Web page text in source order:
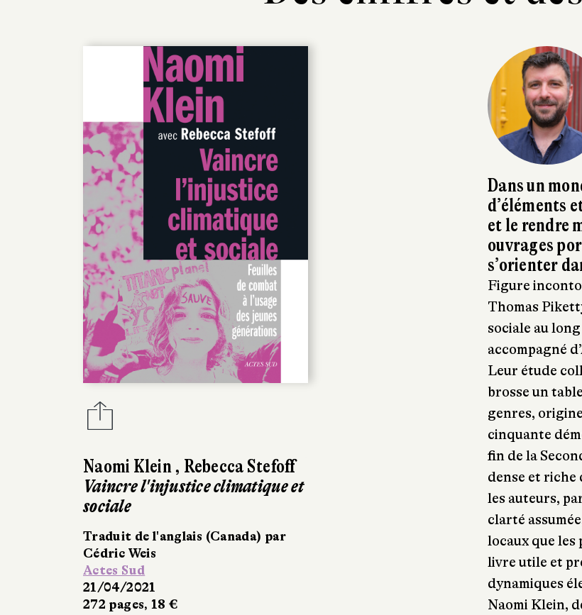
Naomi Klein, Rebecca Stefoff
Vaincre l'injustice climatique et
sociale
Traduit de l'anglais (Canada) par
Cédric Weis
Actes Sud
21/04/2021
272 pages, 18 €
Dans un
d’éléments
et le rendre
ouvrages
s’orienter
Figure
Thomas
sociale au
accompagné
Leur étude
brosse un
genres,
cinquante
fin de la
dense et riche
les auteurs,
clarté
locaux que les
livre utile et
dynamiques
Naomi Klein,